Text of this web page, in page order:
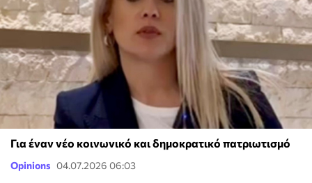
Για έναν νέο κοινωνικό και δημοκρατικό πατριωτισμό
Opinions 04.07.2026 06:03